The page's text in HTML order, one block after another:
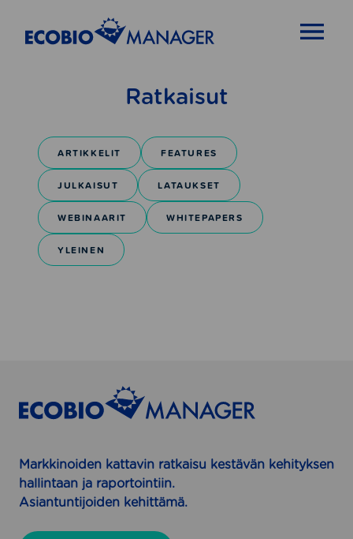
Ratkaisut
ARTIKKELIT FEATURES
JULKAISUT LATAUKSET
WEBINAARIT WHITEPAPERS
YLEINEN
Markkinoiden kattavin ratkaisu kestävän kehityksen
hallintaan ja raportointiin.
Asiantuntijoiden kehittämä.